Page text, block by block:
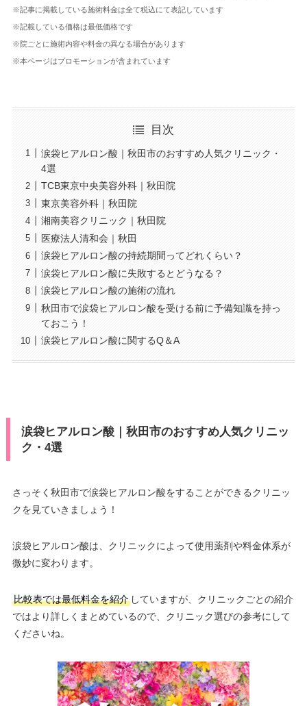
※記事に掲載している施術料金は全て税込にて表記しています
※記載している価格は最低価格です
※院ごとに施術内容や料金の異なる場合があります
※本ページはプロモーションが含まれています
目次
涙袋ヒアルロン酸｜秋田市のおすすめ人気クリニック・
4選
TCB東京中央美容外科｜秋田院
東京美容外科｜秋田院
湘南美容クリニック｜秋田院
医療法人清和会｜秋田
涙袋ヒアルロン酸の持続期間ってどれくらい？
涙袋ヒアルロン酸に失敗するとどうなる？
涙袋ヒアルロン酸の施術の流れ
秋田市で涙袋ヒアルロン酸を受ける前に予備知識を持っ
ておこう！
涙袋ヒアルロン酸に関するQ＆A
涙袋ヒアルロン酸｜秋田市のおすすめ人気クリニッ
ク・4選
さっそく秋田市で涙袋ヒアルロン酸をすることができるクリニッ
クを見ていきましょう！
涙袋ヒアルロン酸は、クリニックによって使用薬剤や料金体系が
微妙に変わります。
比較表では最低料金を紹介していますが、クリニックごとの紹介
ではより詳しくまとめているので、クリニック選びの参考にして
くださいね。